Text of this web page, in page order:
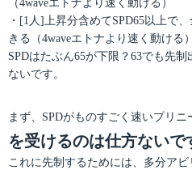
（4waveエトナより速く動ける）
・[1人]上昇分含めてSPD65以上で
きる（4waveエトナより速く動ける）
SPDはたぶん65が下限？63でも先
ないです。
まず、SPDがものすごく速いプリニ
を受けるのは仕方ないで
これに先制するためには、多分ア